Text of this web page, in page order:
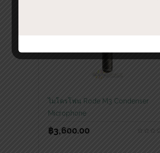
ไมโครโฟน Rode M3 Condenser
Microphone
฿3,600.00